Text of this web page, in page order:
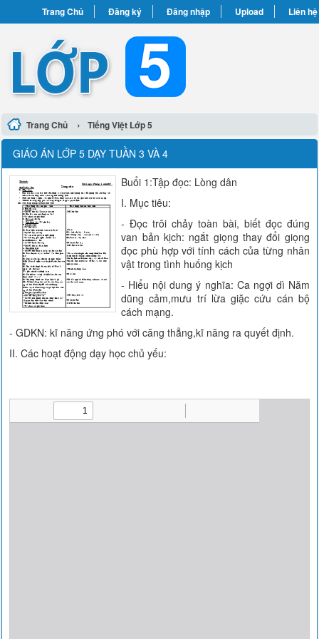
Trang Chủ Đăng ký Đăng nhập Upload Liên hệ
Trang Chủ › Tiếng Việt Lớp 5
GIÁO ÁN LỚP 5 DẠY TUẦN 3 VÀ 4
Buổi 1:Tập đọc: Lòng dân
I. Mục tiêu:
- Đọc trôi chảy toàn bài, biết đọc đúng
van bản kịch: ngắt giọng thay đổi giọng
đọc phù hợp với tính cách của từng nhân
vật trong tình huống kịch
- Hiểu nội dung ý nghĩa: Ca ngợi dì Năm
dũng cảm,mưu trí lừa giặc cứu cán bộ
cách mạng.
- GDKN: kĩ năng ứng phó với căng thẳng,kĩ năng ra quyết định.
II. Các hoạt động dạy học chủ yếu: